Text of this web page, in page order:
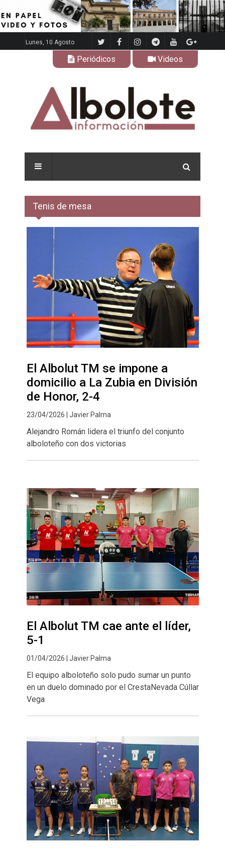
Lunes, 10 Agosto
Periódicos Videos
Tenis de mesa
El Albolut TM se impone a
domicilio a La Zubia en División
de Honor, 2-4
23/04/2026 | Javier Palma
Alejandro Román lidera el triunfo del conjunto
alboloteño con dos victorias
El Albolut TM cae ante el líder,
5-1
01/04/2026 | Javier Palma
El equipo alboloteño solo pudo sumar un punto
en un duelo dominado por el CrestaNevada Cúllar
Vega